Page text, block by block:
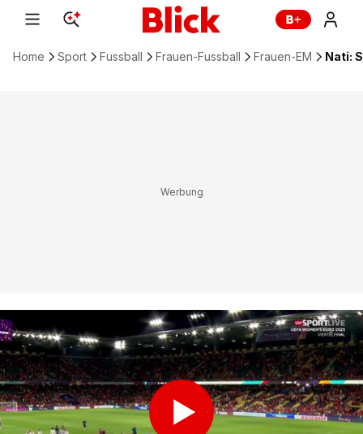
Home Sport Fussball Frauen-Fussball Frauen-EM Nati: